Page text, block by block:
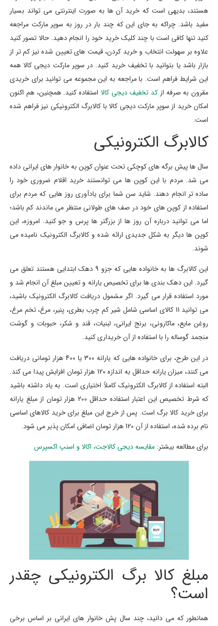
هستند، بدیهی است که خرید آن ها به صورت اینترنتی می تواند بسیار
مفید باشد. چراکه به جای این که چند بار در روز به سوپر مارکت مراجعه
کنید تنها کافی است با چند کلیک خرید خود را انجام دهید. حالا تصور کنید
علاوه بر سهولت انتخاب و خرید کردن، قیمت های تعیین شده نیز کم تر از
بازار باشد یا بتوانید با تخفیف خرید کنید. در سوپر مارکت دیجی کالا همه
این شرایط فراهم است. با مراجعه به این مجموعه می توانید برای خریدی
مقرون به صرفه از کد تخفیف دیجی کالا استفاده کنید. همچنین، هم اکنون
امکان خرید از سوپر مارکت دیجی کالا با کالابرگ الکترونیکی نیز فراهم شده
است.
کالابرگ الکترونیکی
سال ها پیش برگه های کوچکی تحت عنوان کوپن به خانوار های ایرانی داده
می شد. مردم با این کوپن ها می توانستند خرید اقلام ضروری خود را
ساده تر انجام دهند. شاید سن شما برای یادآوری روز هایی که مردم برای
استفاده از کوپن های خود در صف های طولانی منتظر می ماندند کم باشد؛
اما می توانید درباره آن روز ها از بزرگتر ها پرس و جو کنید. امروزه، این
کوپن ها دیگر به شکل جدیدی ارائه شده و کالابرگ الکترونیک نامیده می
شوند.
این کالابرگ ها به خانواده هایی که جزو 9 دهک ابتدایی هستند تعلق می
گیرد. این دهک بندی ها برای تخصیص یارانه و تعیین مبلغ آن انجام شد و
مورد استفاده قرار می گیرد. اگر مشمول دریافت کالابرگ الکترونیک باشید،
می توانید 11 کالای اساسی شامل شیر کم چرب بطری، پنیر، مرغ، تخم مرغ،
روغن مایع، ماکارونی، برنج ایرانی، لبنیات، قند و شکر، حبوبات و گوشت
منجمد گوساله را با استفاده از آن خریداری کنید.
در این طرح، برای خانواده هایی که یارانه 300 یا 400 هزار تومانی دریافت
می کنند، میزان یارانه حداقل به اندازه 120 هزار تومان افزایش پیدا می کند.
البته استفاده از کالابرگ الکترونیک کاملاً اختیاری است. به یاد داشته باشید
که شرط تخصیص این اعتبار استفاده حداقل 200 هزار تومان از مبلغ یارانه
برای خرید کالا برگ است. پس از خرج این مبلغ برای خرید کالاهای اساسی
نام برده شده، استفاده از آن 120 هزار تومان اضافی امکان پذیر می شود.
برای مطالعه بیشتر: مقایسه دیجی کالاجت، اکالا و اسنپ اکسپرس
مبلغ کالا برگ الکترونیکی چقدر
است؟
همانطور که می دانید، چند سال پش خانوار های ایرانی بر اساس برخی